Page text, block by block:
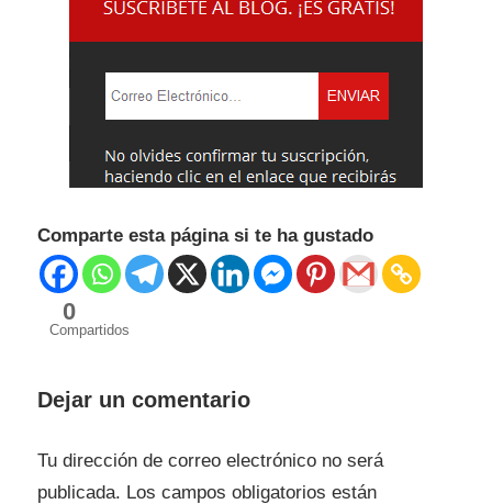
Comparte esta página si te ha gustado
0
Compartidos
Dejar un comentario
Tu dirección de correo electrónico no será
publicada. Los campos obligatorios están